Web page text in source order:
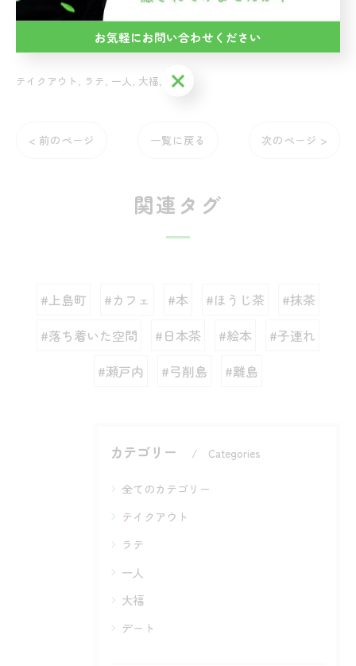
----------------------------------------------------------
------------
テイクアウト ラテ 一人 大福 デート
< 前のページ 一覧に戻る 次のページ >
関連タグ
#上島町 #カフェ #本 #ほうじ茶
#抹茶
#落ち着いた空間
#日本茶 #絵本
#子連れ
#瀬戸内
#弓削島 #離島
カテゴリー Categories
全てのカテゴリー
テイクアウト
ラテ
一人
大福
デート
お気軽にお問い合わせください
お気軽にお問い合わせください